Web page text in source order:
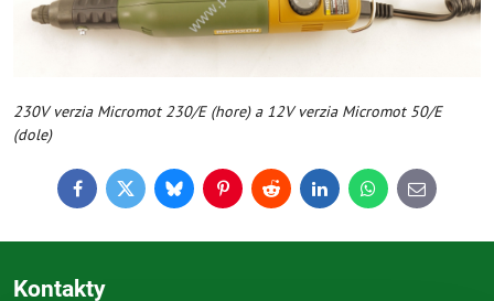
230V verzia Micromot 230/E (hore) a 12V verzia Micromot 50/E
(dole)
FacebookTwitterBlueskyPinterestReddit LinkedInWhatsApp
E-
mail
Kontakty